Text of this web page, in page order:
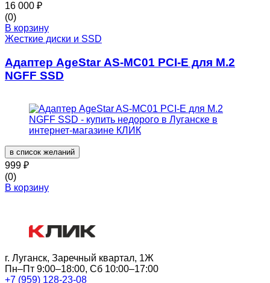
16 000 ₽
(0)
В корзину
Жесткие диски и SSD
Адаптер AgeStar AS-MC01 PCI-E для M.2
NGFF SSD
в список желаний
999 ₽
(0)
В корзину
г. Луганск, Заречный квартал, 1Ж
Пн–Пт 9:00–18:00, Сб 10:00–17:00
+7 (959) 128-23-08